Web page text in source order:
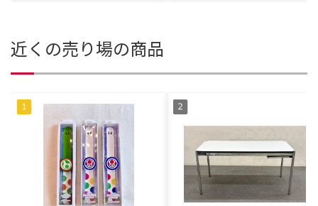
近くの売り場の商品